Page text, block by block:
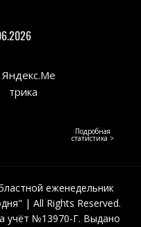
Подробная
статистика >
еженедельник
| All Rights Reserved.
учёт №13970-Г. Выдано